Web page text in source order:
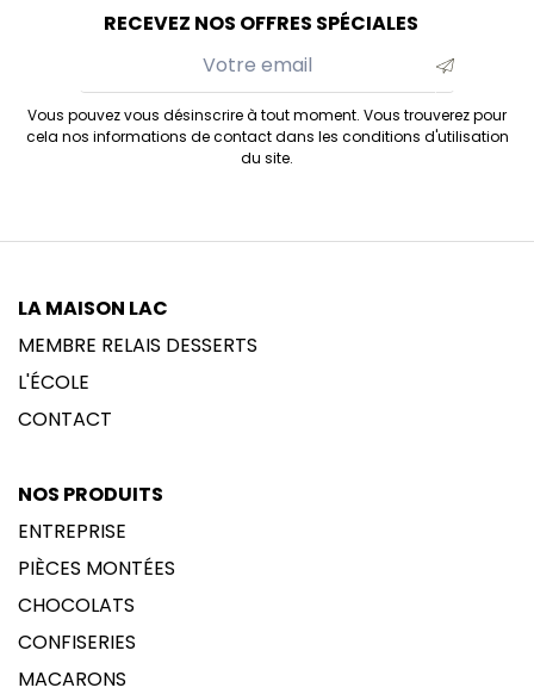
RECEVEZ NOS OFFRES SPÉCIALES
Vous pouvez vous désinscrire à tout moment. Vous trouverez pour
cela nos informations de contact dans les conditions d'utilisation
du site.
LA MAISON LAC
MEMBRE RELAIS DESSERTS
L'ÉCOLE
CONTACT
NOS PRODUITS
ENTREPRISE
PIÈCES MONTÉES
CHOCOLATS
CONFISERIES
MACARONS